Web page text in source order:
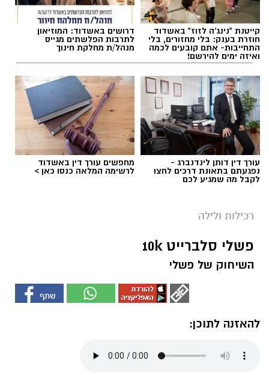
קייטנת "נינג'ה לזוז" באשדוד
חוזרת בענק: בלי מחזורים, בלי
התחייבות- אתם קובעים לכמה
ואיזה ימים להירשם!
דרושים באשדוד: המוזיאון
לתרבות הפלשתים מגייס
מנהל/ת מחלקת חינוך
עורך דין דותן לינדנברג -
נפגעתם בתאונת דרכים לחצו
לקבל מה שמגיע לכם
מחפשים עורך דין באשדוד
לרשימה המלאה כנסו כאן >
רכילות ולילה
פשלי סלברייט 10k
השיחוק של פשלי
להאזנה לתוכן: